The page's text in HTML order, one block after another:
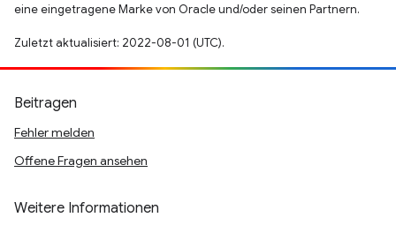
eine eingetragene Marke von Oracle und/oder seinen Partnern.
Zuletzt aktualisiert: 2022-08-01 (UTC).
Beitragen
Fehler melden
Offene Fragen ansehen
Weitere Informationen